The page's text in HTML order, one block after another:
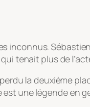
inconnus.
tenait plus de
la deuxième
une légende en